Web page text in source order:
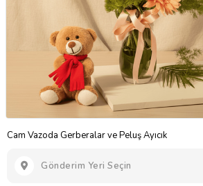
Cam Vazoda Gerberalar ve Peluş Ayıcık
Gönderim Yeri Seçin